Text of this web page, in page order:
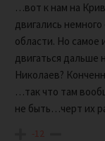
…вот к нам на
двигались
области. Но самое
двигаться дальше
Николаев?
…так что там
не быть…черт их
-12